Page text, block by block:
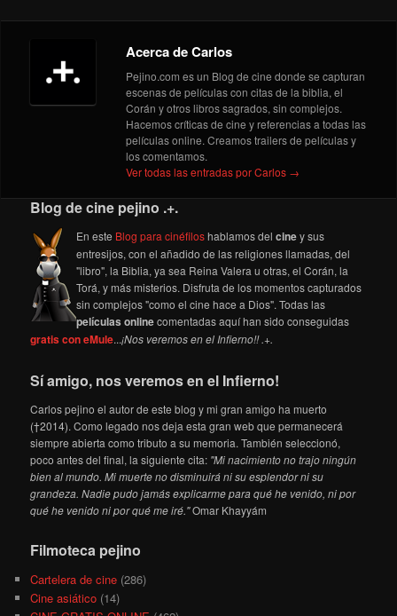
Acerca de Carlos
Pejino.com es un Blog de cine donde se capturan
escenas de películas con citas de la biblia, el
Corán y otros libros sagrados, sin complejos.
Hacemos críticas de cine y referencias a todas las
películas online. Creamos trailers de películas y
los comentamos.
Ver todas las entradas por Carlos →
Blog de cine pejino .+.
En este Blog para cinéfiloshablamos delciney sus
entresijos, con el añadido de las religiones llamadas, del
"libro", la Biblia, ya sea Reina Valera u otras, el Corán, la
Torá, y más misterios. Disfruta de los momentos capturados
sin complejos "como el cine hace a Dios". Todas las
películas onlinecomentadas aquí han sido conseguidas
gratis con eMule...¡Nos veremos en el Infierno!! .+.
Sí amigo, nos veremos en el Infierno!
Carlos pejino el autor de este blog y mi gran amigo ha muerto
(†2014). Como legado nos deja esta gran web que permanecerá
siempre abierta como tributo a su memoria. También seleccionó,
poco antes del final, la siguiente cita: "Mi nacimiento no trajo ningún
bien al mundo. Mi muerte no disminuirá ni su esplendor ni su
grandeza. Nadie pudo jamás explicarme para qué he venido, ni por
qué he venido ni por qué me iré."Omar Khayyám
Filmoteca pejino
Cartelera de cine (286)
Cine asiático (14)